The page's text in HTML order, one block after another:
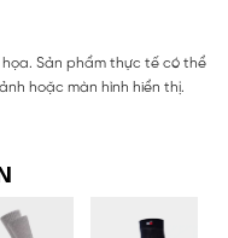
Sản phẩm thực tế có thể
hoặc màn hình hiển thị.